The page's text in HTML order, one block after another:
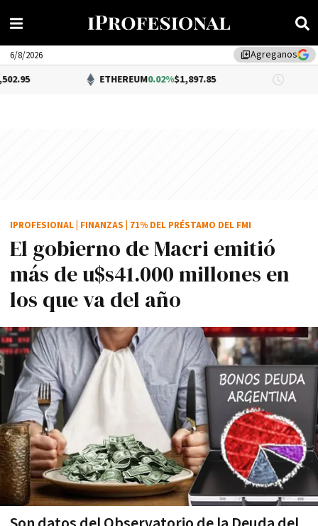
library_addAgreganos
6/8/2026
ETHEREUM0.02%$1,897.85 DÓLAR
El gobierno de Macri emitió
más de u$s41.000 millones en
los que va del año
IPROFESIONAL FINANZAS 71% DEL PRÉSTAMO DEL FMI